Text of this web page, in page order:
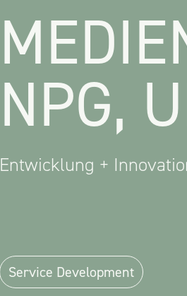
NPG,
Entwicklung +
Service Development